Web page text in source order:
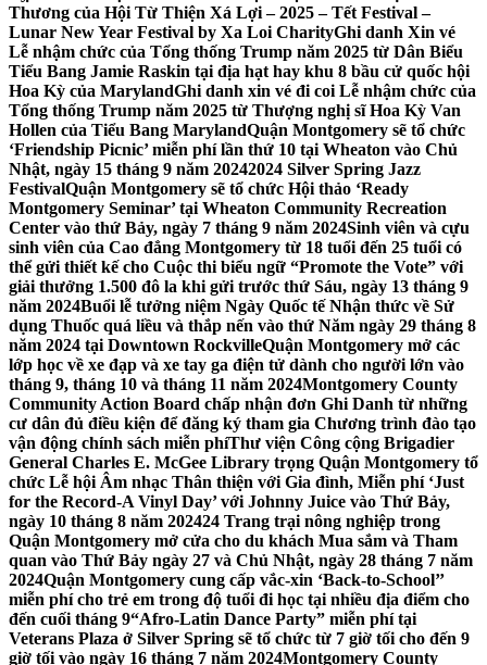
Thương của Hội Từ Thiện Xá Lợi – 2025 – Tết Festival –
Lunar New Year Festival by Xa Loi CharityGhi danh Xin vé
Lễ nhậm chức của Tổng thống Trump năm 2025 từ Dân Biểu
Tiểu Bang Jamie Raskin tại địa hạt hay khu 8 bầu cử quốc hội
Hoa Kỳ của MarylandGhi danh xin vé đi coi Lễ nhậm chức của
Tổng thống Trump năm 2025 từ Thượng nghị sĩ Hoa Kỳ Van
Hollen của Tiểu Bang MarylandQuận Montgomery sẽ tổ chức
‘Friendship Picnic’ miễn phí lần thứ 10 tại Wheaton vào Chủ
Nhật, ngày 15 tháng 9 năm 20242024 Silver Spring Jazz
FestivalQuận Montgomery sẽ tổ chức Hội thảo ‘Ready
Montgomery Seminar’ tại Wheaton Community Recreation
Center vào thứ Bảy, ngày 7 tháng 9 năm 2024Sinh viên và cựu
sinh viên của Cao đẳng Montgomery từ 18 tuổi đến 25 tuổi có
thể gửi thiết kế cho Cuộc thi biểu ngữ “Promote the Vote” với
giải thưởng 1.500 đô la khi gửi trước thứ Sáu, ngày 13 tháng 9
năm 2024Buổi lễ tưởng niệm Ngày Quốc tế Nhận thức về Sử
dụng Thuốc quá liều và thắp nến vào thứ Năm ngày 29 tháng 8
năm 2024 tại Downtown RockvilleQuận Montgomery mở các
lớp học về xe đạp và xe tay ga điện tử dành cho người lớn vào
tháng 9, tháng 10 và tháng 11 năm 2024Montgomery County
Community Action Board chấp nhận đơn Ghi Danh từ những
cư dân đủ điều kiện để đăng ký tham gia Chương trình đào tạo
vận động chính sách miễn phíThư viện Công cộng Brigadier
General Charles E. McGee Library trọng Quận Montgomery tổ
chức Lễ hội Âm nhạc Thân thiện với Gia đình, Miễn phí ‘Just
for the Record-A Vinyl Day’ với Johnny Juice vào Thứ Bảy,
ngày 10 tháng 8 năm 202424 Trang trại nông nghiệp trong
Quận Montgomery mở cửa cho du khách Mua sắm và Tham
quan vào Thứ Bảy ngày 27 và Chủ Nhật, ngày 28 tháng 7 năm
2024Quận Montgomery cung cấp vắc-xin ‘Back-to-School’’
miễn phí cho trẻ em trong độ tuổi đi học tại nhiều địa điểm cho
đến cuối tháng 9“Afro-Latin Dance Party” miễn phí tại
Veterans Plaza ở Silver Spring sẽ tổ chức từ 7 giờ tối cho đến 9
giờ tối vào ngày 16 tháng 7 năm 2024Montgomery County